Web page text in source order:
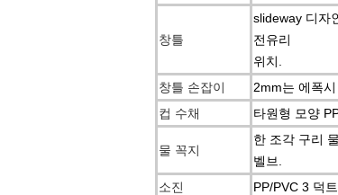
창틀
slideway 디자
전유리
위치.
창틀 손잡이
2mm는 에폭
컵 수채
타원형 모양
물 꼭지
한 조각 구리
벨브.
소진
PP/PVC 3 덕